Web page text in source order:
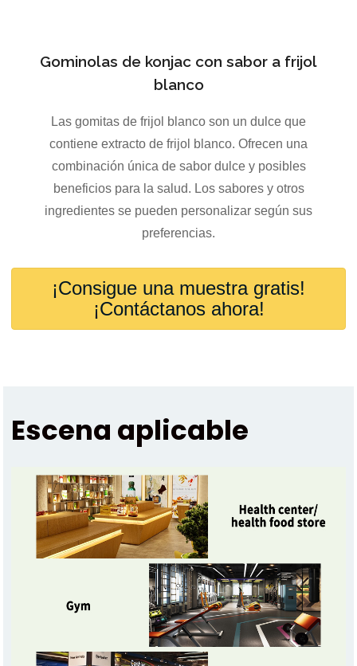
Gominolas de konjac con sabor a frijol
blanco
Las gomitas de frijol blanco son un dulce que
contiene extracto de frijol blanco. Ofrecen una
combinación única de sabor dulce y posibles
beneficios para la salud. Los sabores y otros
ingredientes se pueden personalizar según sus
preferencias.
¡Consigue una muestra gratis!
¡Contáctanos ahora!
Escena aplicable